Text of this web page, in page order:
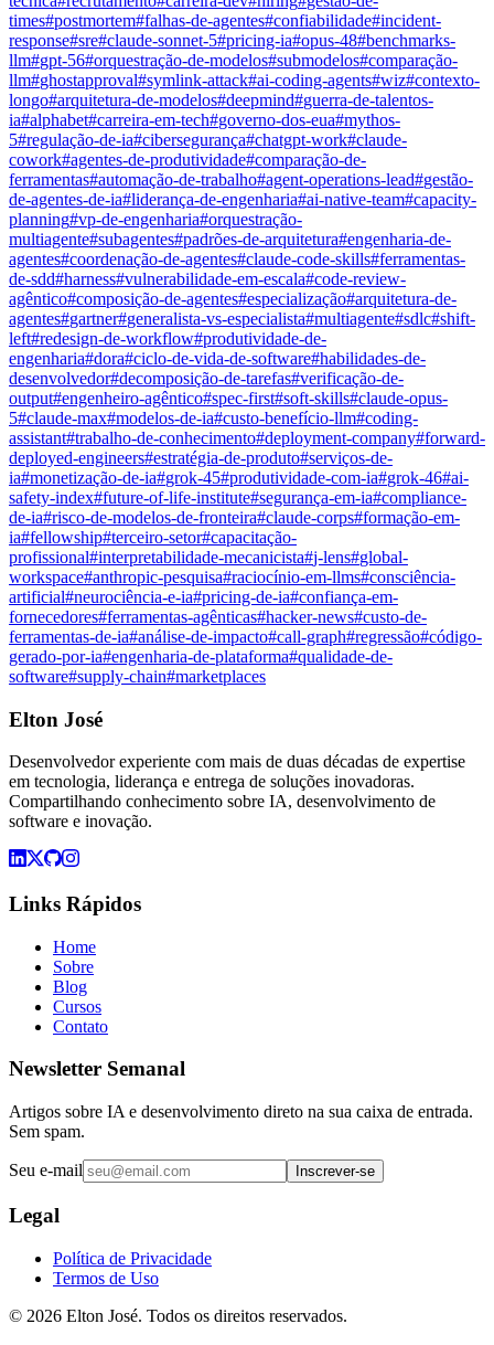
times#postmortem#falhas-de-agentes#confiabilidade#incident-
response#sre#claude-sonnet-5#pricing-ia#opus-48#benchmarks-
llm#gpt-56#orquestração-de-modelos#submodelos#comparação-
llm#ghostapproval#symlink-attack#ai-coding-agents#wiz#contexto-
longo#arquitetura-de-modelos#deepmind#guerra-de-talentos-
ia#alphabet#carreira-em-tech#governo-dos-eua#mythos-
5#regulação-de-ia#cibersegurança#chatgpt-work#claude-
cowork#agentes-de-produtividade#comparação-de-
ferramentas#automação-de-trabalho#agent-operations-lead#gestão-
de-agentes-de-ia#liderança-de-engenharia#ai-native-team#capacity-
planning#vp-de-engenharia#orquestração-
multiagente#subagentes#padrões-de-arquitetura#engenharia-de-
agentes#coordenação-de-agentes#claude-code-skills#ferramentas-
de-sdd#harness#vulnerabilidade-em-escala#code-review-
agêntico#composição-de-agentes#especialização#arquitetura-de-
agentes#gartner#generalista-vs-especialista#multiagente#sdlc#shift-
left#redesign-de-workflow#produtividade-de-
engenharia#dora#ciclo-de-vida-de-software#habilidades-de-
desenvolvedor#decomposição-de-tarefas#verificação-de-
output#engenheiro-agêntico#spec-first#soft-skills#claude-opus-
5#claude-max#modelos-de-ia#custo-benefício-llm#coding-
assistant#trabalho-de-conhecimento#deployment-company#forward-
deployed-engineers#estratégia-de-produto#serviços-de-
ia#monetização-de-ia#grok-45#produtividade-com-ia#grok-46#ai-
safety-index#future-of-life-institute#segurança-em-ia#compliance-
de-ia#risco-de-modelos-de-fronteira#claude-corps#formação-em-
ia#fellowship#terceiro-setor#capacitação-
profissional#interpretabilidade-mecanicista#j-lens#global-
workspace#anthropic-pesquisa#raciocínio-em-llms#consciência-
artificial#neurociência-e-ia#pricing-de-ia#confiança-em-
fornecedores#ferramentas-agênticas#hacker-news#custo-de-
ferramentas-de-ia#análise-de-impacto#call-graph#regressão#código-
gerado-por-ia#engenharia-de-plataforma#qualidade-de-
software#supply-chain#marketplaces
Elton José
Desenvolvedor experiente com mais de duas décadas de expertise
em tecnologia, liderança e entrega de soluções inovadoras.
Compartilhando conhecimento sobre IA, desenvolvimento de
software e inovação.
Links Rápidos
Home
Sobre
Blog
Cursos
Contato
Newsletter Semanal
Artigos sobre IA e desenvolvimento direto na sua caixa de entrada.
Sem spam.
Seu e-mail Inscrever-se
Legal
Política de Privacidade
Termos de Uso
© 2026 Elton José. Todos os direitos reservados.